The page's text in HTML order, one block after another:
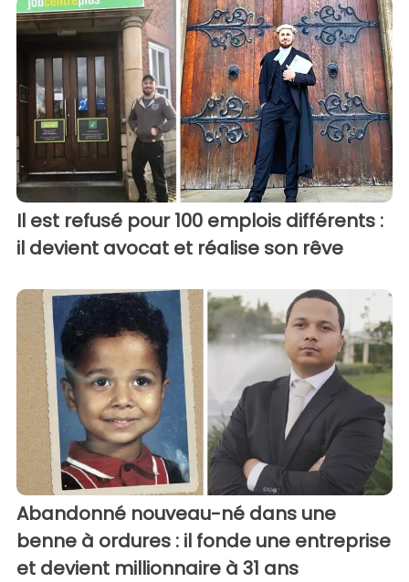
Il est refusé pour 100 emplois différents :
il devient avocat et réalise son rêve
Abandonné nouveau-né dans une
benne à ordures : il fonde une entreprise
et devient millionnaire à 31 ans